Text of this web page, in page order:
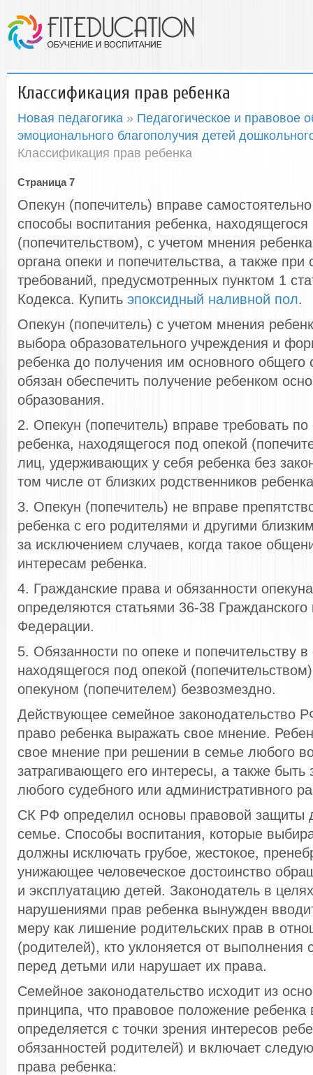
Классификация прав ребенка
Новая педагогика » Педагогическое и правовое
эмоционального благополучия детей
Классификация прав ребенка
Страница 7
Опекун (попечитель) вправе
способы воспитания ребенка, находящегося
(попечительством), с учетом мнения
органа опеки и попечительства, а также
требований, предусмотренных пунктом 1
Кодекса. Купить эпоксидный наливной пол.
Опекун (попечитель) с учетом мнения
выбора образовательного учреждения и
ребенка до получения им основного общего
обязан обеспечить получение ребенком
образования.
2. Опекун (попечитель) вправе требовать по
ребенка, находящегося под опекой
лиц, удерживающих у себя ребенка без
том числе от близких родственников
3. Опекун (попечитель) не вправе
ребенка с его родителями и другими
за исключением случаев, когда такое
интересам ребенка.
4. Гражданские права и обязанности
определяются статьями 36-38 Гражданского
Федерации.
5. Обязанности по опеке и попечительству
находящегося под опекой
опекуном (попечителем) безвозмездно.
Действующее семейное законодательство
право ребенка выражать свое мнение.
свое мнение при решении в семье любого
затрагивающего его интересы, а также
любого судебного или административного
СК РФ определил основы правовой защиты
семье. Способы воспитания, которые
должны исключать грубое, жестокое,
унижающее человеческое достоинство
и эксплуатацию детей. Законодатель в
нарушениями прав ребенка вынужден
меру как лишение родительских прав в
(родителей), кто уклоняется от выполнения
перед детьми или нарушает их права.
Семейное законодательство исходит из
принципа, что правовое положение ребенка
определяется с точки зрения интересов
обязанностей родителей) и включает
права ребенка: